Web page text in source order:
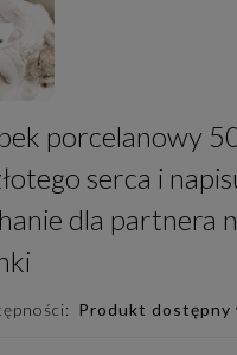
porcelanowy
serca i
dla partnera
Produkt dostępny